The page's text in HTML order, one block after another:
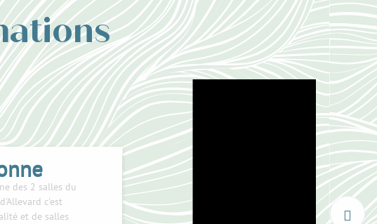
des 2 salles du
c'est
et de salles